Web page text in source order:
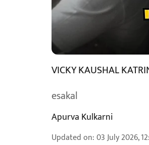
VICKY KAUSHAL
esakal
Apurva Kulkarni
Updated on:03 July 2026,